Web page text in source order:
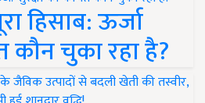
हिसाब: ऊर्जा
कौन चुका रहा है?